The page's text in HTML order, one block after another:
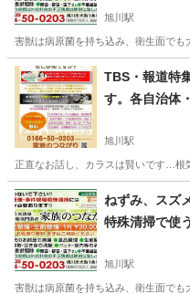
ます！被害が
旭川駅
害獣は病原菌を持ち込み、衛生面で
北海道 旭川市 旭川駅
TBS・報道特
す。各自治体
せんか？何か
旭川駅
正直なお話し、カラスは賢いです…根
北海道 旭川市 旭川駅 害
ねずみ、スズ
特殊清掃で使
い！
旭川駅
害獣は病原菌を持ち込み、衛生面で